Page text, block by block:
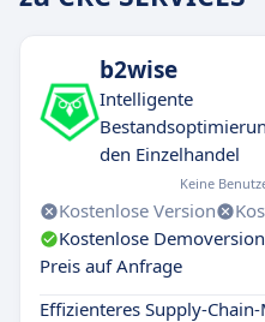
b2wise
Intelligente
den Einzelhandel
Keine
Kostenlose Version
Kostenlose Demoversion
Preis auf Anfrage
Effizienteres Supply-